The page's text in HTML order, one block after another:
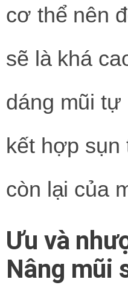
cơ thể nên
sẽ là khá
dáng mũi
kết hợp sụn
còn lại của
Ưu và
Nâng mũi